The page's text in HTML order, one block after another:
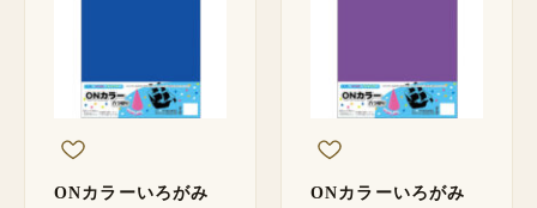
ONカラーいろがみ
ONカラーいろがみ